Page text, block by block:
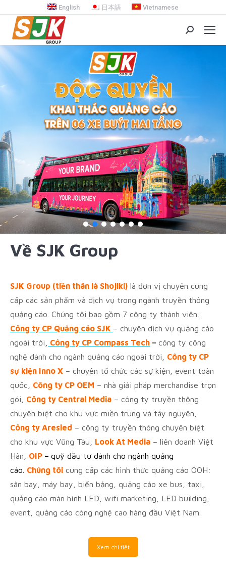
English 日本語 Vietnamese
Search:
Về SJK Group
SJK Group (tiền thân là Shojiki) là đơn vị chuyên cung
cấp các sản phẩm và dịch vụ trong ngành truyền thông
quảng cáo. Chúng tôi bao gồm 7 công ty thành viên:
Công ty CP Quảng cáo SJK – chuyên dịch vụ quảng cáo
ngoài trời
Công ty CP Compass Tech – công ty công
nghệ dành cho ngành quảng cáo ngoài trời, Công ty CP
sự kiện Inno X – chuyên tổ chức các sự kiện, event toàn
quốc, Công ty CP OEM – nhà giải pháp merchandise trọn
gói, Công ty Central Media – công ty truyền thông
chuyên biệt cho khu vực miền trung và tây nguyên,
Công ty Aresled – công ty truyền thông chuyên biệt
cho khu vực Vũng Tàu, Look At Media – liên doanh Việt
Hàn, OIP – quỹ đầu tư dành cho ngành quảng
cáo. Chúng tôi cung cấp các hình thức quảng cáo OOH:
sân bay, máy bay, biển bảng, quảng cáo xe bus, taxi,
quảng cáo màn hình LED, wifi marketing, LED building,
event, quảng cáo công nghệ cao hàng đầu Việt Nam.
Xem chi tiết